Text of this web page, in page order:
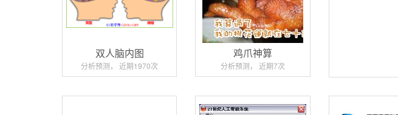
双人脑内图
分析预测， 近期1970次
鸡爪神算
分析预测， 近期7次